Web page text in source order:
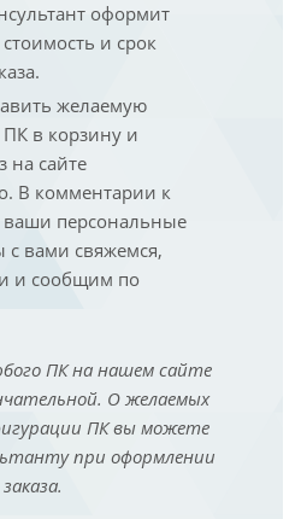
оформит
и срок
желаемую
в корзину и
на сайте
В комментарии к
ваши персональные
вами свяжемся,
и сообщим по
ПК на нашем сайте
О желаемых
ПК вы можете
при оформлении
заказа.